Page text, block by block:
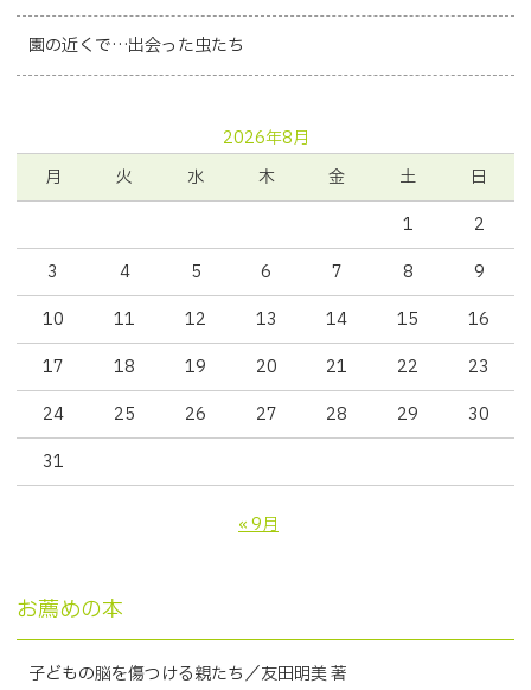
園の近くで…出会った虫たち
2026年8月
月
火 水 木 金 土
日
1
2
3
4 5 6 7 8
9
10
11 12 13 14 15
16
17
18 19 20 21 22
23
24
25 26 27 28 29
30
31
« 9月
お薦めの本
子どもの脳を傷つける親たち／友田明美 著